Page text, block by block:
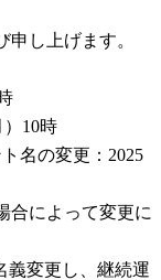
し上げます。
10時
名の変更：2025
合によって変更に
義変更し、継続運